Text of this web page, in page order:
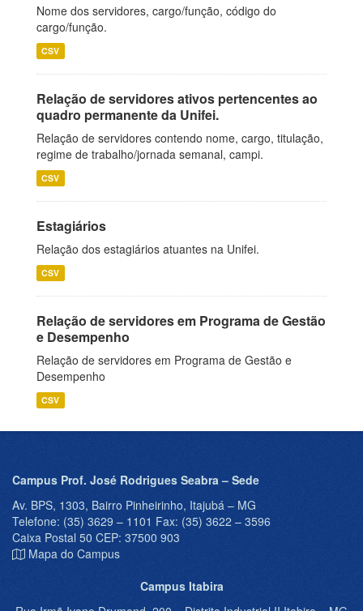
Nome dos servidores, cargo/função, código do
cargo/função.
CSV
Relação de servidores ativos pertencentes ao
quadro permanente da Unifei.
Relação de servidores contendo nome, cargo, titulação,
regime de trabalho/jornada semanal, campi.
CSV
Estagiários
Relação dos estagiários atuantes na Unifei.
CSV
Relação de servidores em Programa de Gestão
e Desempenho
Relação de servidores em Programa de Gestão e
Desempenho
CSV
Campus Prof. José Rodrigues Seabra – Sede
Av. BPS, 1303, Bairro Pinheirinho, Itajubá – MG
Telefone: (35) 3629 – 1101 Fax: (35) 3622 – 3596
Caixa Postal 50 CEP: 37500 903
Mapa do Campus
Campus Itabira